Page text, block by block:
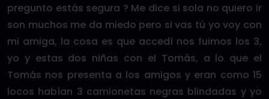
pregunto estás segura ? Me dice si sola no quiero ir
son muchos me da miedo pero si vas tú yo voy con
mi amiga, la cosa es que accedí nos fuimos los 3,
yo y estas dos niñas con el Tomás, a lo que el
Tomás nos presenta a los amigos y eran como 15
locos habían 3 camionetas negras blindadas y yo